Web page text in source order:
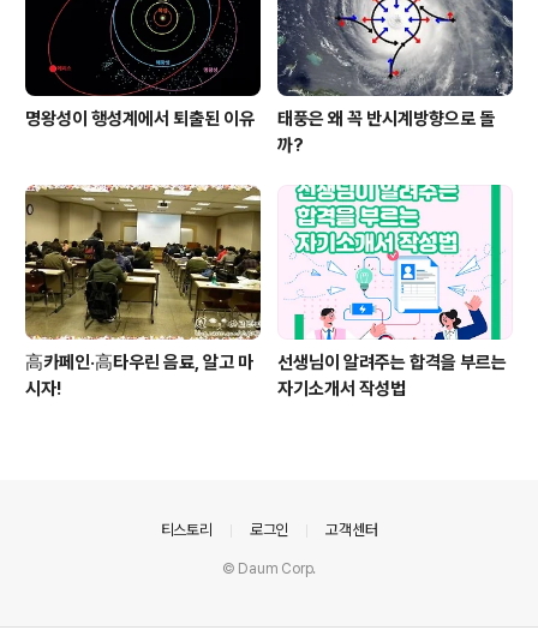
명왕성이 행성계에서 퇴출된 이유
태풍은 왜 꼭 반시계방향으로 돌
까?
高카페인·高타우린 음료, 알고 마
시자!
선생님이 알려주는 합격을 부르는
자기소개서 작성법
티스토리 로그인 고객센터
© Daum Corp.